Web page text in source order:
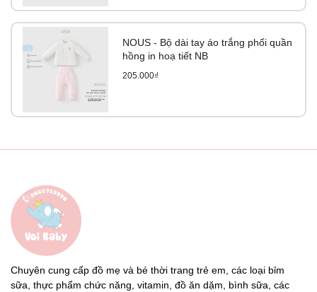
NOUS - Bộ dài tay áo trắng phối quần
hồng in hoạ tiết NB
205.000₫
Chuyên cung cấp đồ mẹ và bé thời trang trẻ em, các loại bỉm
sữa, thực phẩm chức năng, vitamin, đồ ăn dặm, bình sữa, các